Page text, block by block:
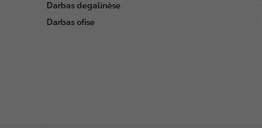
Darbas degalinėse
Darbas ofise